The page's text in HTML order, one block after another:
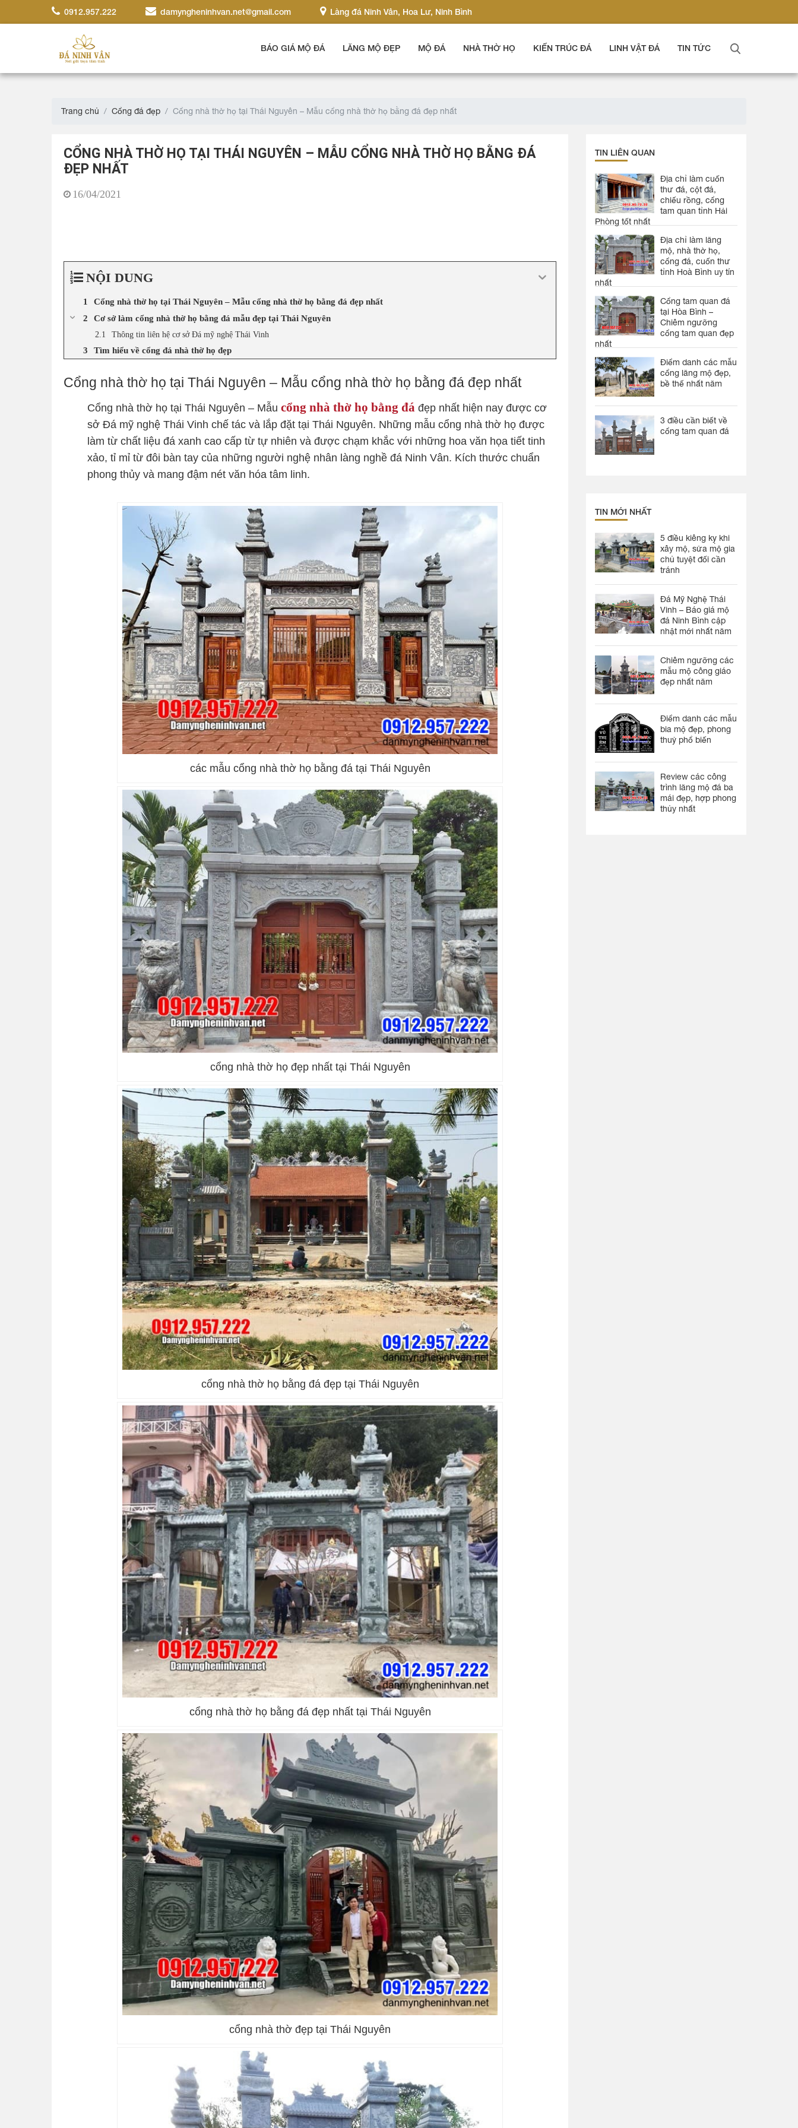
0912.957.222 damyngheninhvan.net@gmail.com Làng đá Ninh Vân, Hoa Lư, Ninh Bình
BÁO GIÁ MỘ ĐÁ LĂNG MỘ ĐẸP MỘ ĐÁ NHÀ THỜ HỌ KIẾN TRÚC ĐÁ LINH VẬT ĐÁ TIN TỨC
Trang chủ Cổng đá đẹp Cổng nhà thờ họ tại Thái Nguyên – Mẫu cổng nhà thờ họ bằng đá đẹp nhất
CỔNG NHÀ THỜ HỌ TẠI THÁI NGUYÊN – MẪU CỔNG NHÀ THỜ HỌ BẰNG ĐÁ
ĐẸP NHẤT
16/04/2021
NỘI DUNG
Cổng nhà thờ họ tại Thái Nguyên – Mẫu cổng nhà thờ họ bằng đá đẹp nhất
Cơ sở làm cổng nhà thờ họ bằng đá mẫu đẹp tại Thái Nguyên
Thông tin liên hệ cơ sở Đá mỹ nghệ Thái Vinh
Tìm hiểu về cổng đá nhà thờ họ đẹp
Cổng nhà thờ họ tại Thái Nguyên – Mẫu cổng nhà thờ họ bằng đá đẹp nhất
Cổng nhà thờ họ tại Thái Nguyên – Mẫu cổng nhà thờ họ bằng đá đẹp nhất hiện nay được cơ
sở Đá mỹ nghệ Thái Vinh chế tác và lắp đặt tại Thái Nguyên. Những mẫu cổng nhà thờ họ được
làm từ chất liệu đá xanh cao cấp từ tự nhiên và được chạm khắc với những hoa văn họa tiết tinh
xảo, tỉ mỉ từ đôi bàn tay của những người nghệ nhân làng nghề đá Ninh Vân. Kích thước chuẩn
phong thủy và mang đậm nét văn hóa tâm linh.
các mẫu cổng nhà thờ họ bằng đá tại Thái Nguyên
cổng nhà thờ họ đẹp nhất tại Thái Nguyên
cổng nhà thờ họ bằng đá đẹp tại Thái Nguyên
cổng nhà thờ họ bằng đá đẹp nhất tại Thái Nguyên
cổng nhà thờ đẹp tại Thái Nguyên
TIN LIÊN QUAN
Địa chỉ làm cuốn
thư đá, cột đá,
chiếu rồng, cổng
tam quan tỉnh Hải
Phòng tốt nhất
Địa chỉ làm lăng
mộ, nhà thờ họ,
cổng đá, cuốn thư
tỉnh Hoà Bình uy tín
nhất
Cổng tam quan đá
tại Hòa Bình –
Chiêm ngưỡng
cổng tam quan đẹp
nhất
Điểm danh các mẫu
cổng lăng mộ đẹp,
bề thế nhất năm
3 điều cần biết về
cổng tam quan đá
TIN MỚI NHẤT
5 điều kiêng kỵ khi
xây mộ, sửa mộ gia
chủ tuyệt đối cần
tránh
Đá Mỹ Nghệ Thái
Vinh – Báo giá mộ
đá Ninh Bình cập
nhật mới nhất năm
Chiêm ngưỡng các
mẫu mộ công giáo
đẹp nhất năm
Điểm danh các mẫu
bia mộ đẹp, phong
thuỷ phổ biến
Review các công
trình lăng mộ đá ba
mái đẹp, hợp phong
thủy nhất